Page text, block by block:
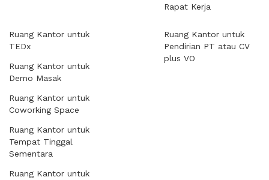
Rapat Kerja
Ruang Kantor untuk
TEDx
Ruang Kantor untuk
Demo Masak
Ruang Kantor untuk
Coworking Space
Ruang Kantor untuk
Tempat Tinggal
Sementara
Ruang Kantor untuk
Ruang Kantor untuk
Pendirian PT atau CV
plus VO